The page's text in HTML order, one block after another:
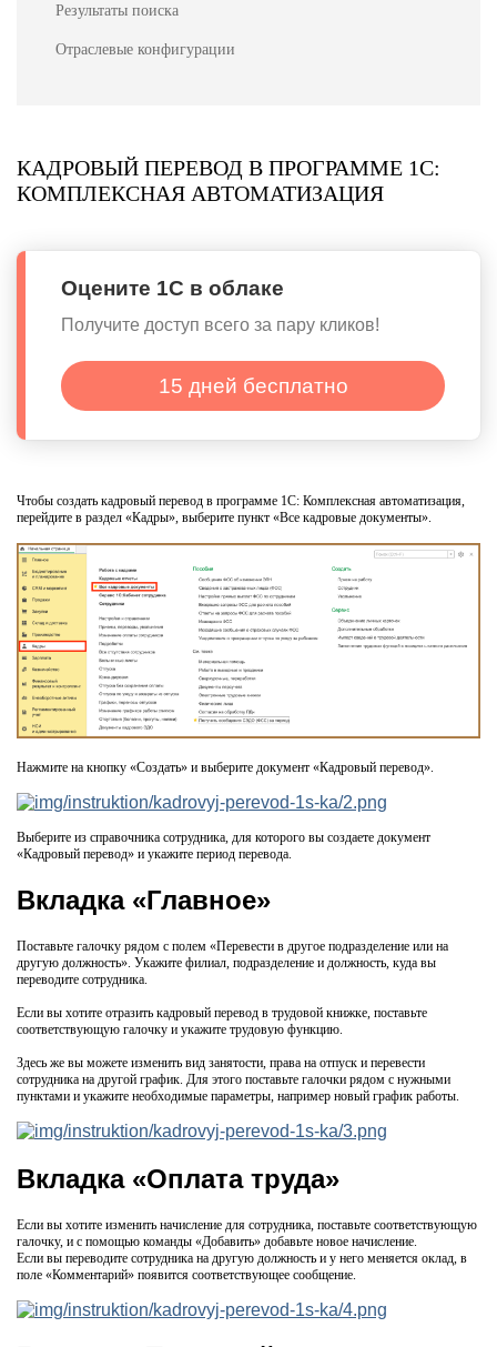
Результаты поиска
Отраслевые конфигурации
КАДРОВЫЙ ПЕРЕВОД В ПРОГРАММЕ 1С:
КОМПЛЕКСНАЯ АВТОМАТИЗАЦИЯ
Оцените 1С в облаке
Получите доступ всего за пару кликов!
15 дней бесплатно
Чтобы создать кадровый перевод в программе 1С: Комплексная автоматизация,
перейдите в раздел «Кадры», выберите пункт «Все кадровые документы».
Нажмите на кнопку «Создать» и выберите документ «Кадровый перевод».
Выберите из справочника сотрудника, для которого вы создаете документ
«Кадровый перевод» и укажите период перевода.
Вкладка «Главное»
Поставьте галочку рядом с полем «Перевести в другое подразделение или на
другую должность». Укажите филиал, подразделение и должность, куда вы
переводите сотрудника.
Если вы хотите отразить кадровый перевод в трудовой книжке, поставьте
соответствующую галочку и укажите трудовую функцию.
Здесь же вы можете изменить вид занятости, права на отпуск и перевести
сотрудника на другой график. Для этого поставьте галочки рядом с нужными
пунктами и укажите необходимые параметры, например новый график работы.
Вкладка «Оплата труда»
Если вы хотите изменить начисление для сотрудника, поставьте соответствующую
галочку, и с помощью команды «Добавить» добавьте новое начисление.
Если вы переводите сотрудника на другую должность и у него меняется оклад, в
поле «Комментарий» появится соответствующее сообщение.